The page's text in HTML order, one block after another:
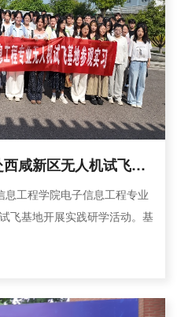
电子信息工程专业师生赴西咸新区无人机试飞基地开展实践研学
工程学院电子信息工程专业
飞基地开展实践研学活动。基
人机专业试飞基地，坐落于
电信陕西分公司联合投资运